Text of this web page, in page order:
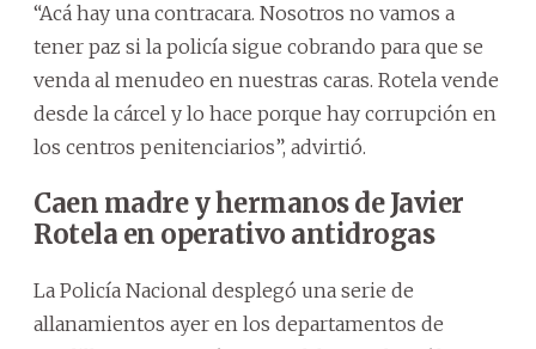
“Acá hay una contracara. Nosotros no vamos a
tener paz si la policía sigue cobrando para que se
venda al menudeo en nuestras caras. Rotela vende
desde la cárcel y lo hace porque hay corrupción en
los centros penitenciarios”, advirtió.
Caen madre y hermanos de Javier
Rotela en operativo antidrogas
La Policía Nacional desplegó una serie de
allanamientos ayer en los departamentos de